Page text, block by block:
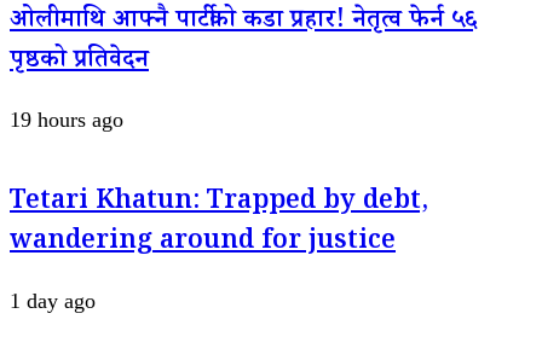
ओलीमाथि आफ्नै पार्टीको कडा प्रहार! नेतृत्व फेर्न ५६
पृष्ठको प्रतिवेदन
19 hours ago
Tetari Khatun: Trapped by debt,
wandering around for justice
1 day ago